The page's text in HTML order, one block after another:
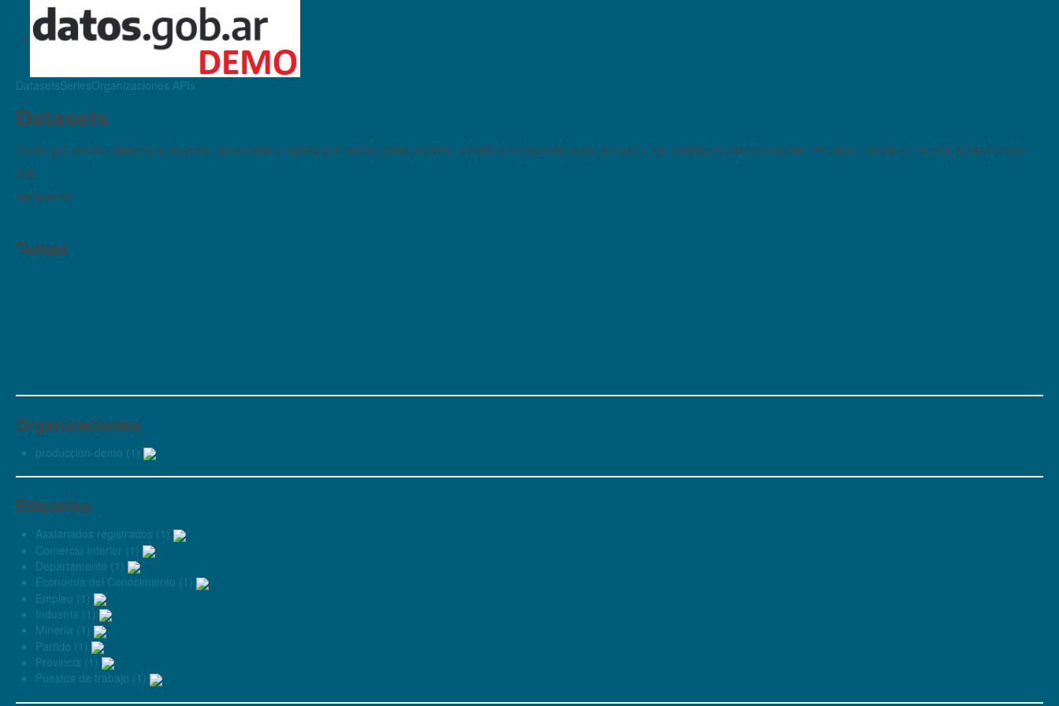
DatasetsSeriesOrganizaciones APIs
Datasets
Contá qué son los datasets de tu portal. Aprovechá y explicá qué son los datos abiertos, e invitá a tus usuarios a que los usen, los modifiquen y los compartan. Por favor, hacelo en no más de tres líneas.
308
DATASETS
Temas
Organizaciones
produccion-demo (1)
Etiquetas
Asalariados registrados (1)
Comercio Interior (1)
Departamento (1)
Economía del Conocimiento (1)
Empleo (1)
Industria (1)
Minería (1)
Partido (1)
Provincia (1)
Puestos de trabajo (1)